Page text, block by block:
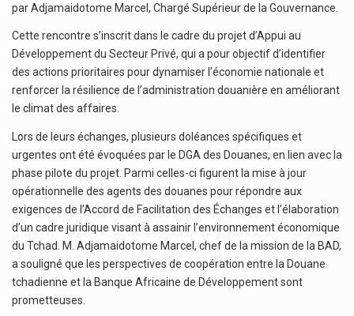
par Adjamaidotome Marcel, Chargé Supérieur de la Gouvernance.
Cette rencontre s’inscrit dans le cadre du projet d’Appui au
Développement du Secteur Privé, qui a pour objectif d’identifier
des actions prioritaires pour dynamiser l’économie nationale et
renforcer la résilience de l’administration douanière en améliorant
le climat des affaires.
Lors de leurs échanges, plusieurs doléances spécifiques et
urgentes ont été évoquées par le DGA des Douanes, en lien avec la
phase pilote du projet. Parmi celles-ci figurent la mise à jour
opérationnelle des agents des douanes pour répondre aux
exigences de l’Accord de Facilitation des Échanges et l’élaboration
d’un cadre juridique visant à assainir l’environnement économique
du Tchad. M. Adjamaidotome Marcel, chef de la mission de la BAD,
a souligné que les perspectives de coopération entre la Douane
tchadienne et la Banque Africaine de Développement sont
prometteuses.